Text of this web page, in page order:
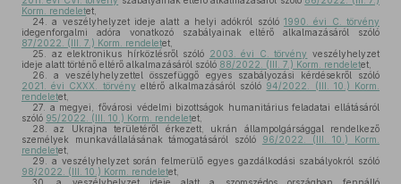
Korm. rendeletet,
24.
a veszélyhelyzet ideje alatt a helyi adókról szóló 1990. évi C. törvény
idegenforgalmi adóra vonatkozó szabályainak eltérő alkalmazásáról szóló
87/2022. (III. 7.) Korm. rendeletet,
25.
az elektronikus hírközlésről szóló 2003. évi C. törvény veszélyhelyzet
ideje alatt történő eltérő alkalmazásáról szóló 88/2022. (III. 7.) Korm. rendeletet,
26.
a veszélyhelyzettel összefüggő egyes szabályozási kérdésekről szóló
2021. évi CXXX. törvény eltérő alkalmazásáról szóló 94/2022. (III. 10.) Korm.
rendeletet,
27.
a megyei, fővárosi védelmi bizottságok humanitárius feladatai ellátásáról
szóló 95/2022. (III. 10.) Korm. rendeletet,
28.
az Ukrajna területéről érkezett, ukrán állampolgársággal rendelkező
személyek munkavállalásának támogatásáról szóló 96/2022. (III. 10.) Korm.
rendeletet,
29.
a veszélyhelyzet során felmerülő egyes gazdálkodási szabályokról szóló
98/2022. (III. 10.) Korm. rendeletet,